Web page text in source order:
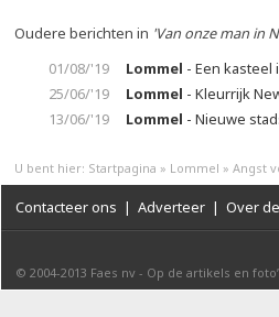
Oudere berichten in 'Van onze man in
01/08/'19
Lommel - Een kasteel
25/06/'19
Lommel - Kleurrijk
13/06/'19
Lommel - Nieuwe
U bent hier: Startpagina » Lommel » Angst
Contacteer ons | Adverteer | Over
© 2004-2013 Faes nv - Op de artikels en